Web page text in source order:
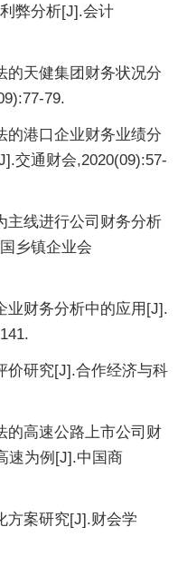
弊分析[J].会计
天健集团财务状况分
79.
港口企业财务业绩分
交通财会,2020(09):57-
线进行公司财务分析
乡镇企业会
财务分析中的应用[J].
研究[J].合作经济与科
高速公路上市公司财
为例[J].中国商
案研究[J].财会学